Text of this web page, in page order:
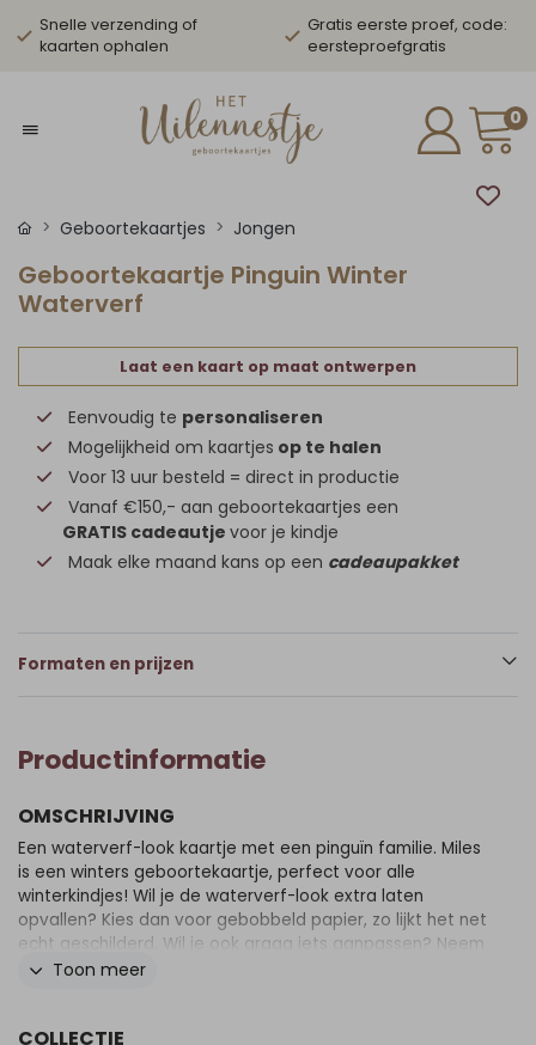
Snelle verzending of
kaarten ophalen
Gratis eerste proef, code:
eersteproefgratis
0
Geboortekaartjes Jongen
Geboortekaartje Pinguin Winter
Waterverf
Laat een kaart op maat ontwerpen
Eenvoudig te personaliseren
Mogelijkheid om kaartjes op te halen
Voor 13 uur besteld = direct in productie
Vanaf €150,- aan geboortekaartjes een
GRATIS cadeautje voor je kindje
Maak elke maand kans op een cadeaupakket
Formaten en prijzen
Productinformatie
OMSCHRIJVING
Een waterverf-look kaartje met een pinguïn familie. Miles
is een winters geboortekaartje, perfect voor alle
winterkindjes! Wil je de waterverf-look extra laten
opvallen? Kies dan voor gebobbeld papier, zo lijkt het net
echt geschilderd. Wil je ook graag iets aanpassen? Neem
dan een kijkje in onze editor voor de vele opties.
Toon meer
COLLECTIE